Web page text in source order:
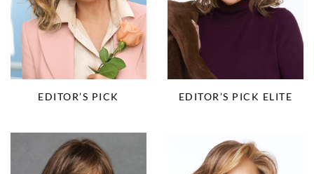
EDITOR’S PICK EDITOR’S PICK ELITE